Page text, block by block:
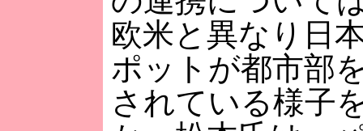
欧米と異なり日
ポットが都市部
されている様子